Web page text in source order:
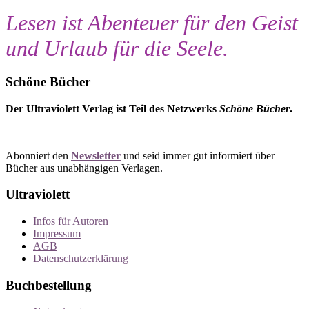
Lesen ist Abenteuer für den Geist
und Urlaub für die Seele.
Schöne Bücher
Der Ultraviolett Verlag ist Teil des Netzwerks Schöne Bücher.
Abonniert den Newsletter und seid immer gut informiert über
Bücher aus unabhängigen Verlagen.
Ultraviolett
Infos für Autoren
Impressum
AGB
Datenschutzerklärung
Buchbestellung